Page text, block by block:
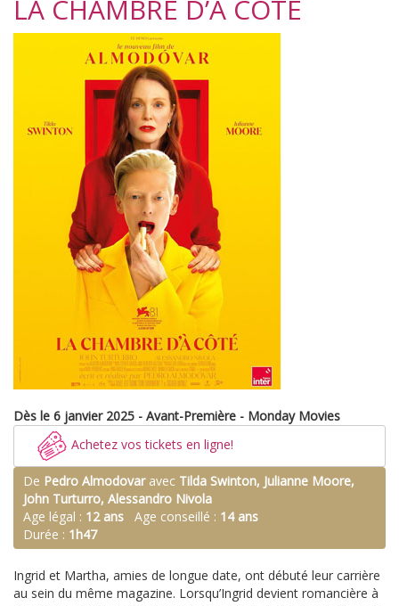
LA CHAMBRE D’À CÔTÉ
Dès le 6 janvier 2025 - Avant-Première - Monday Movies
Achetez vos tickets en ligne!
De Pedro Almodovaravec Tilda Swinton, Julianne Moore,
John Turturro, Alessandro Nivola
Age légal : 12 ans Age conseillé : 14 ans
Durée : 1h47
Ingrid et Martha, amies de longue date, ont débuté leur carrière
au sein du même magazine. Lorsqu’Ingrid devient romancière à